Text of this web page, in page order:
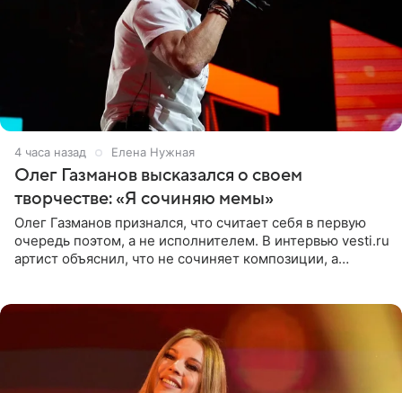
4 часа назад Елена Нужная
Олег Газманов высказался о своем
творчестве: «Я сочиняю мемы»
Олег Газманов признался, что считает себя в первую
очередь поэтом, а не исполнителем. В интервью vesti.ru
артист объяснил, что не сочиняет композиции, а